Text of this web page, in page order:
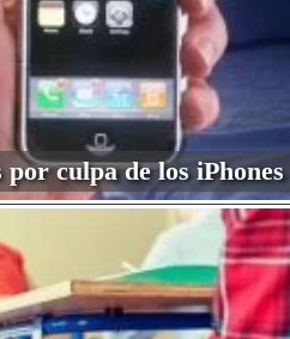
culpa de los iPhones